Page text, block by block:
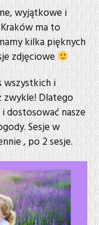
wyjątkowe i
ma to
kilka pięknych
zdjęciowe
wszystkich i
zwykle! Dlatego
dostosować nasze
Sesje w
, po 2 sesje.